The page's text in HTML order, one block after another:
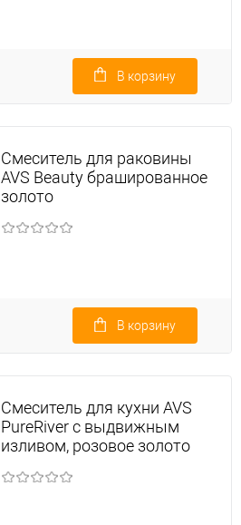
В корзину
Смеситель для раковины
AVS Beauty брашированное
золото
В корзину
Смеситель для кухни AVS
PureRiver с выдвижным
изливом, розовое золото